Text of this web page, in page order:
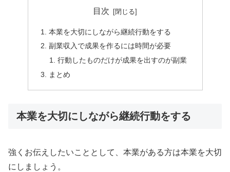
目次
本業を大切にしながら継続行動をする
副業収入で成果を作るには時間が必要
行動したものだけが成果を出すのが副業
まとめ
本業を大切にしながら継続行動をする
強くお伝えしたいこととして、本業がある方は本業を大切
にしましょう。